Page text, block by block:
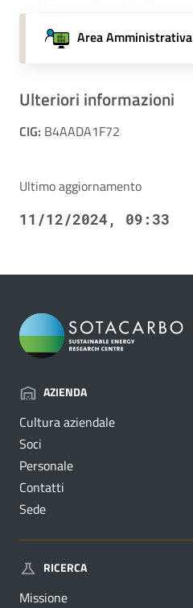
Area Amministrativa
Ulteriori informazioni
CIG: B4AADA1F72
Ultimo aggiornamento
11/12/2024, 09:33
AZIENDA
Cultura aziendale
Soci
Personale
Contatti
Sede
RICERCA
Missione